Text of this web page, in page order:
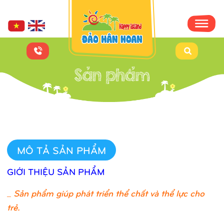
MÔ TẢ SẢN PHẨM
GIỚI THIỆU SẢN PHẨM
Sản phẩm giúp phát triển thể chất và thể lực cho
trẻ.